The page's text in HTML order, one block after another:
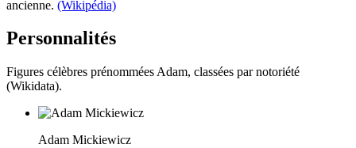
ancienne. (Wikipédia)
Personnalités
Figures célèbres prénommées Adam, classées par notoriété
(Wikidata).
Adam Mickiewicz